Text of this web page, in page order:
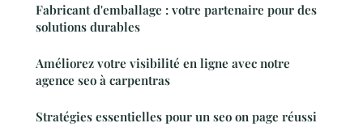
Fabricant d'emballage : votre partenaire pour des
solutions durables
Améliorez votre visibilité en ligne avec notre
agence seo à carpentras
Stratégies essentielles pour un seo on page réussi